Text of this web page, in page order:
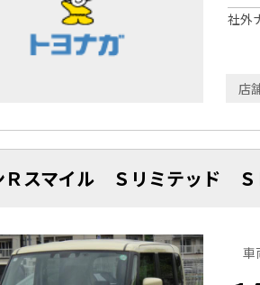
社外
店
Ｒスマイル Ｓリミテッド Ｓ
車